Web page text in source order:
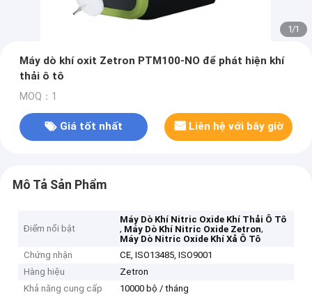
1/1
Máy dò khí oxit Zetron PTM100-NO để phát hiện khí
thải ô tô
MOQ：1
Giá tốt nhất Liên hệ với bây giờ
Mô Tả Sản Phẩm
Điểm nổi bật
Máy Dò Khí Nitric Oxide Khí Thải Ô Tô
, Máy Dò Khí Nitric Oxide Zetron,
Máy Dò Nitric Oxide Khí Xả Ô Tô
Chứng nhận
CE, ISO13485, ISO9001
Hàng hiệu
Zetron
Khả năng cung cấp
10000 bộ / tháng